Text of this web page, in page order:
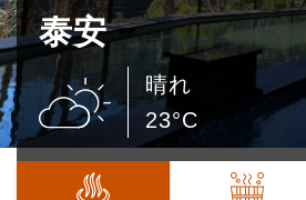
泰安
晴れ
23°C